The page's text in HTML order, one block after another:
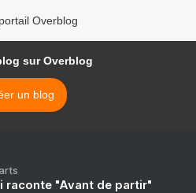
Overblog
sur Overblog
un blog
raconte "Avant de partir"